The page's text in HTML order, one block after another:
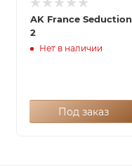
AK France Seduction
2
Нет в наличии
Под заказ